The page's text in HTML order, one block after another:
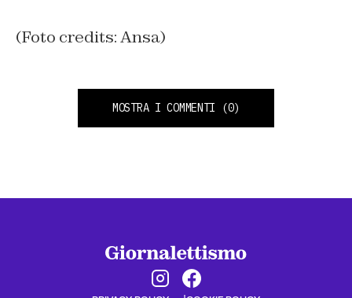
(Foto credits: Ansa)
MOSTRA I COMMENTI (0)